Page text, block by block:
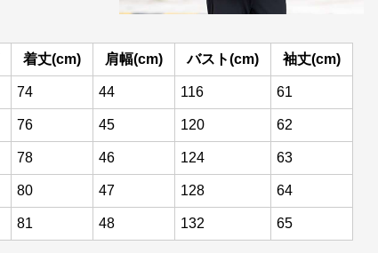
着丈(cm) 肩幅(cm) バスト(cm) 袖丈(cm)
74 44 116 61
76 45 120 62
78 46 124 63
80 47 128 64
81 48 132 65